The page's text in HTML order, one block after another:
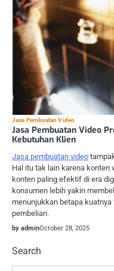
Jasa Pembuatan Video
Jasa Pembuatan Video
Kebutuhan Klien
Jasa pembuatan video
Hal itu tak lain karena
konten paling efektif di era
konsumen lebih yakin
menunjukkan betapa
pembelian.
by adminOctober 28, 2025
Search